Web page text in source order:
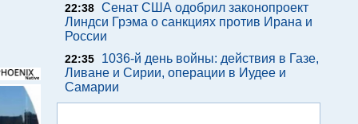
22:38 Сенат США одобрил законопроект
Линдси Грэма о санкциях против Ирана и
России
22:35
1036-й день войны: действия в Газе,
Ливане и Сирии, операции в Иудее и
Самарии